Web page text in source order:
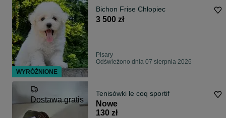
Bichon Frise Chłopiec
3 500 zł
Pisary
Odświeżono dnia 07 sierpnia 2026
Dostawa gratis
Tenisówki le coq sportif
Nowe
130 zł
WYRÓŻNIONE